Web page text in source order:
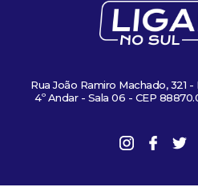
Rua João Ramiro Machado, 321
4º Andar - Sala 06 - CEP